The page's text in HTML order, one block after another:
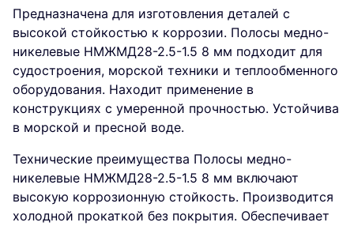
Предназначена для изготовления деталей с
высокой стойкостью к коррозии. Полосы медно-
никелевые НМЖМД28-2.5-1.5 8 мм подходит для
судостроения, морской техники и теплообменного
оборудования. Находит применение в
конструкциях с умеренной прочностью. Устойчива
в морской и пресной воде.
Технические преимущества Полосы медно-
никелевые НМЖМД28-2.5-1.5 8 мм включают
высокую коррозионную стойкость. Производится
холодной прокаткой без покрытия. Обеспечивает